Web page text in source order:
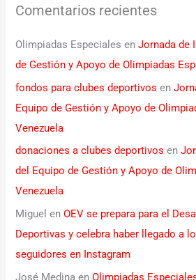
Comentarios recientes
Olimpiadas Especiales enJornada de
de Gestión y Apoyo de Olimpiadas
fondos para clubes deportivos en
Equipo de Gestión y Apoyo de
Venezuela
donaciones a clubes deportivos en
del Equipo de Gestión y Apoyo de
Venezuela
Miguel enOEV se prepara para el
Deportivas y celebra haber llegado a
seguidores en Instagram
José Medina enOlimpiadas